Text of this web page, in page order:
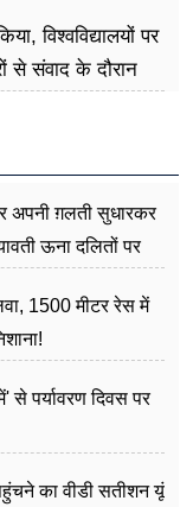
विश्वविद्यालयों पर
से संवाद के दौरान
अपनी ग़लती सुधारकर
ऊना दलितों पर
1500 मीटर रेस में
से पर्यावरण दिवस पर
का वीडी सतीशन यूं